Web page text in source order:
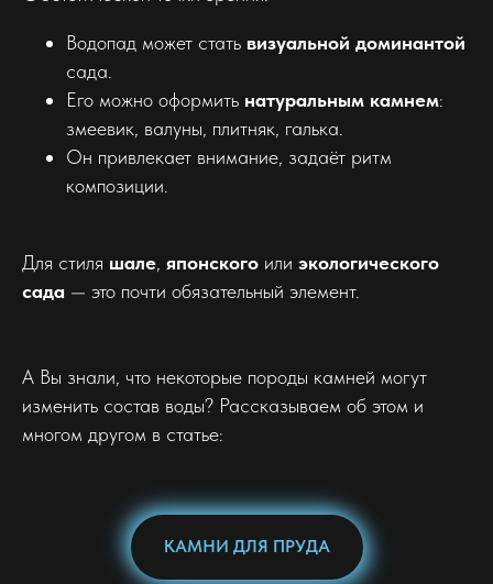
Водопад может стать визуальной доминантой
сада.
Его можно оформить натуральным камнем:
змеевик, валуны, плитняк, галька.
Он привлекает внимание, задаёт ритм
композиции.
Для стиля шале японского или экологического
сада — это почти обязательный элемент.
А Вы знали, что некоторые породы камней могут
изменить состав воды? Рассказываем об этом и
многом другом в статье:
КАМНИ ДЛЯ ПРУДА